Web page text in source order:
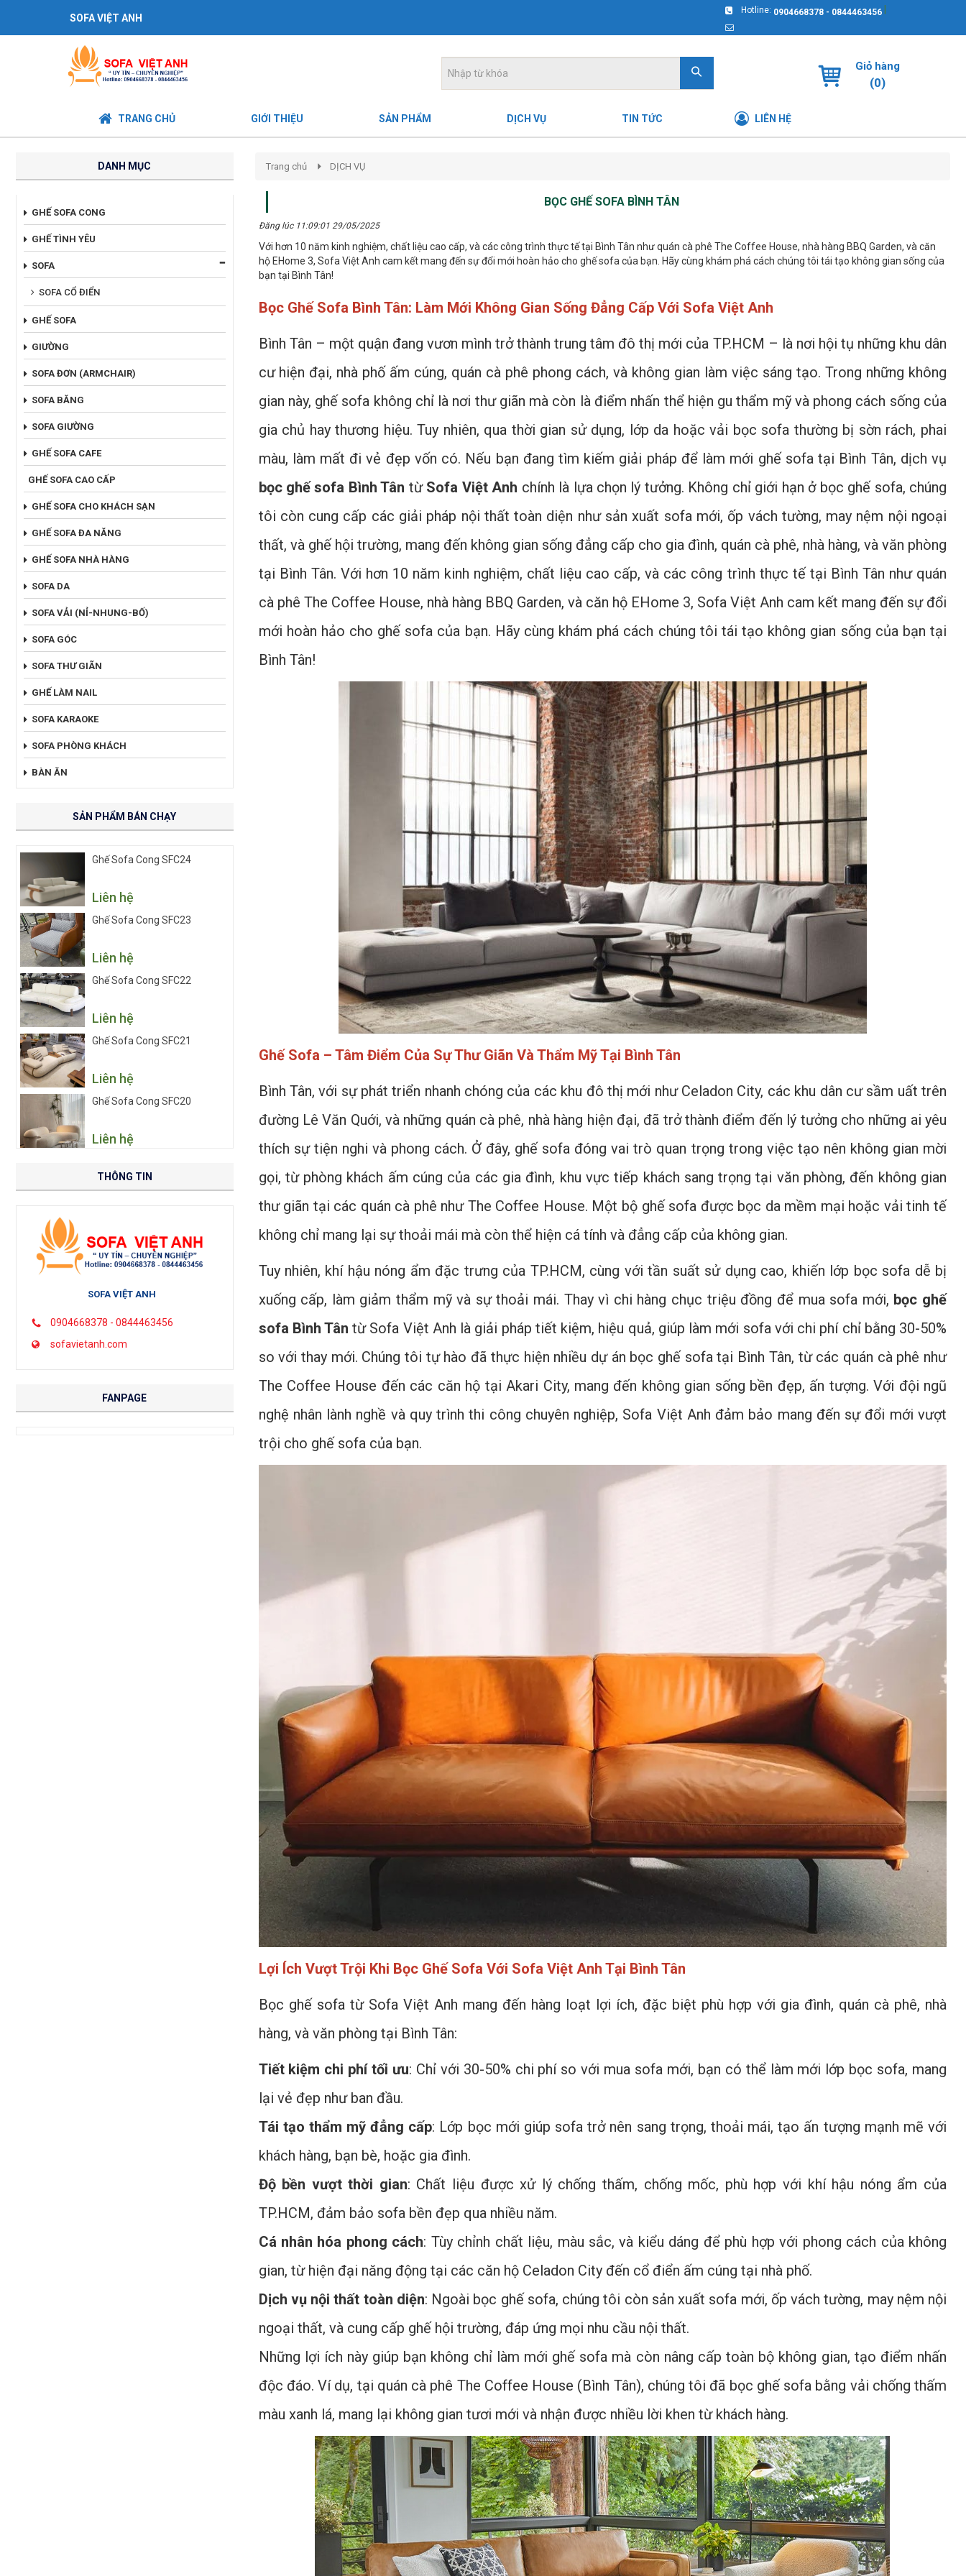
SOFA VIỆT ANH
Hotline: 0904668378 - 0844463456
Giỏ hàng
(0)
TRANG CHỦ GIỚI THIỆU SẢN PHẨM DỊCH VỤ TIN TỨC LIÊN HỆ
DANH MỤC
GHẾ SOFA CONG
GHẾ TÌNH YÊU
SOFA
SOFA CỔ ĐIỂN
GHẾ SOFA
GIƯỜNG
SOFA ĐƠN (ARMCHAIR)
SOFA BĂNG
SOFA GIƯỜNG
GHẾ SOFA CAFE
GHẾ SOFA CAO CẤP
GHẾ SOFA CHO KHÁCH SẠN
GHẾ SOFA ĐA NĂNG
GHẾ SOFA NHÀ HÀNG
SOFA DA
SOFA VẢI (NỈ-NHUNG-BỐ)
SOFA GÓC
SOFA THƯ GIÃN
GHẾ LÀM NAIL
SOFA KARAOKE
SOFA PHÒNG KHÁCH
BÀN ĂN
SẢN PHẨM BÁN CHẠY
Ghế Sofa Cong SFC24
Liên hệ
Ghế Sofa Cong SFC23
Liên hệ
Ghế Sofa Cong SFC22
Liên hệ
Ghế Sofa Cong SFC21
Liên hệ
Ghế Sofa Cong SFC20
Liên hệ
THÔNG TIN
SOFA VIỆT ANH
0904668378 - 0844463456
sofavietanh.com
FANPAGE
Trang chủ DỊCH VỤ
BỌC GHẾ SOFA BÌNH TÂN
Đăng lúc 11:09:01 29/05/2025
Với hơn 10 năm kinh nghiệm, chất liệu cao cấp, và các công trình thực tế tại Bình Tân như quán cà phê The Coffee House, nhà hàng BBQ Garden, và căn
hộ EHome 3, Sofa Việt Anh cam kết mang đến sự đổi mới hoàn hảo cho ghế sofa của bạn. Hãy cùng khám phá cách chúng tôi tái tạo không gian sống của
bạn tại Bình Tân!
Bọc Ghế Sofa Bình Tân: Làm Mới Không Gian Sống Đẳng Cấp Với Sofa Việt Anh
Bình Tân – một quận đang vươn mình trở thành trung tâm đô thị mới của TP.HCM – là nơi hội tụ những khu dân
cư hiện đại, nhà phố ấm cúng, quán cà phê phong cách, và không gian làm việc sáng tạo. Trong những không
gian này, ghế sofa không chỉ là nơi thư giãn mà còn là điểm nhấn thể hiện gu thẩm mỹ và phong cách sống của
gia chủ hay thương hiệu. Tuy nhiên, qua thời gian sử dụng, lớp da hoặc vải bọc sofa thường bị sờn rách, phai
màu, làm mất đi vẻ đẹp vốn có. Nếu bạn đang tìm kiếm giải pháp để làm mới ghế sofa tại Bình Tân, dịch vụ
bọc ghế sofa Bình Tân từ Sofa Việt Anh chính là lựa chọn lý tưởng. Không chỉ giới hạn ở bọc ghế sofa, chúng
tôi còn cung cấp các giải pháp nội thất toàn diện như sản xuất sofa mới, ốp vách tường, may nệm nội ngoại
thất, và ghế hội trường, mang đến không gian sống đẳng cấp cho gia đình, quán cà phê, nhà hàng, và văn phòng
tại Bình Tân. Với hơn 10 năm kinh nghiệm, chất liệu cao cấp, và các công trình thực tế tại Bình Tân như quán
cà phê The Coffee House, nhà hàng BBQ Garden, và căn hộ EHome 3, Sofa Việt Anh cam kết mang đến sự đổi
mới hoàn hảo cho ghế sofa của bạn. Hãy cùng khám phá cách chúng tôi tái tạo không gian sống của bạn tại
Bình Tân!
Ghế Sofa – Tâm Điểm Của Sự Thư Giãn Và Thẩm Mỹ Tại Bình Tân
Bình Tân, với sự phát triển nhanh chóng của các khu đô thị mới như Celadon City, các khu dân cư sầm uất trên
đường Lê Văn Quới, và những quán cà phê, nhà hàng hiện đại, đã trở thành điểm đến lý tưởng cho những ai yêu
thích sự tiện nghi và phong cách. Ở đây, ghế sofa đóng vai trò quan trọng trong việc tạo nên không gian mời
gọi, từ phòng khách ấm cúng của các gia đình, khu vực tiếp khách sang trọng tại văn phòng, đến không gian
thư giãn tại các quán cà phê như The Coffee House. Một bộ ghế sofa được bọc da mềm mại hoặc vải tinh tế
không chỉ mang lại sự thoải mái mà còn thể hiện cá tính và đẳng cấp của không gian.
Tuy nhiên, khí hậu nóng ẩm đặc trưng của TP.HCM, cùng với tần suất sử dụng cao, khiến lớp bọc sofa dễ bị
xuống cấp, làm giảm thẩm mỹ và sự thoải mái. Thay vì chi hàng chục triệu đồng để mua sofa mới, bọc ghế
sofa Bình Tân từ Sofa Việt Anh là giải pháp tiết kiệm, hiệu quả, giúp làm mới sofa với chi phí chỉ bằng 30-50%
so với thay mới. Chúng tôi tự hào đã thực hiện nhiều dự án bọc ghế sofa tại Bình Tân, từ các quán cà phê như
The Coffee House đến các căn hộ tại Akari City, mang đến không gian sống bền đẹp, ấn tượng. Với đội ngũ
nghệ nhân lành nghề và quy trình thi công chuyên nghiệp, Sofa Việt Anh đảm bảo mang đến sự đổi mới vượt
trội cho ghế sofa của bạn.
Lợi Ích Vượt Trội Khi Bọc Ghế Sofa Với Sofa Việt Anh Tại Bình Tân
Bọc ghế sofa từ Sofa Việt Anh mang đến hàng loạt lợi ích, đặc biệt phù hợp với gia đình, quán cà phê, nhà
hàng, và văn phòng tại Bình Tân:
Tiết kiệm chi phí tối ưu: Chỉ với 30-50% chi phí so với mua sofa mới, bạn có thể làm mới lớp bọc sofa, mang
lại vẻ đẹp như ban đầu.
Tái tạo thẩm mỹ đẳng cấp: Lớp bọc mới giúp sofa trở nên sang trọng, thoải mái, tạo ấn tượng mạnh mẽ với
khách hàng, bạn bè, hoặc gia đình.
Độ bền vượt thời gian: Chất liệu được xử lý chống thấm, chống mốc, phù hợp với khí hậu nóng ẩm của
TP.HCM, đảm bảo sofa bền đẹp qua nhiều năm.
Cá nhân hóa phong cách: Tùy chỉnh chất liệu, màu sắc, và kiểu dáng để phù hợp với phong cách của không
gian, từ hiện đại năng động tại các căn hộ Celadon City đến cổ điển ấm cúng tại nhà phố.
Dịch vụ nội thất toàn diện: Ngoài bọc ghế sofa, chúng tôi còn sản xuất sofa mới, ốp vách tường, may nệm nội
ngoại thất, và cung cấp ghế hội trường, đáp ứng mọi nhu cầu nội thất.
Những lợi ích này giúp bạn không chỉ làm mới ghế sofa mà còn nâng cấp toàn bộ không gian, tạo điểm nhấn
độc đáo. Ví dụ, tại quán cà phê The Coffee House (Bình Tân), chúng tôi đã bọc ghế sofa bằng vải chống thấm
màu xanh lá, mang lại không gian tươi mới và nhận được nhiều lời khen từ khách hàng.